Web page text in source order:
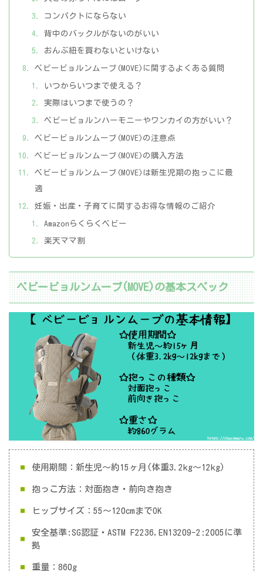
コンパクトにならない
背中のバックルがないのがいい
おんぶ紐を買わないといけない
ベビービョルンムーブ(MOVE)に関するよくある質問
いつからいつまで使える？
実際はいつまで使うの？
ベビービョルンハーモニーやワンカイの方がいい？
ベビービョルンムーブ(MOVE)の注意点
ベビービョルンムーブ(MOVE)の購入方法
ベビービョルンムーブ(MOVE)は新生児期の抱っこに最
適
妊娠・出産・子育てに関するお得な情報のご紹介
Amazonらくらくベビー
楽天ママ割
ベビービョルンムーブ(MOVE)の基本スペック
使用期間：新生児～約15ヶ月(体重3.2kg～12kg)
抱っこ方法：対面抱き・前向き抱き
ヒップサイズ：55～120cmまでOK
安全基準:SG認証・ASTM F2236,EN13209-2:2005に準
拠
重量：860g